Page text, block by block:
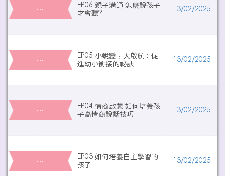
…
EP06 親子溝通 怎麼說孩子
才會聽?
13/02/2025
…
EP05 小蛻變，大啟航：促
進幼小銜接的祕訣
13/02/2025
…
EP04 情商啟蒙 如何培養孩
子高情商說話技巧
13/02/2025
…
EP03 如何培養自主學習的
孩子
13/02/2025